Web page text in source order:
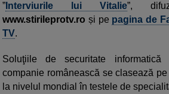
” Interviurile lui Vitalie”,
www.stirileprotv.ro și pe pagina de
TV.
Soluţiile de securitate informatică
companie românească se clasează
la nivelul mondial în testele de